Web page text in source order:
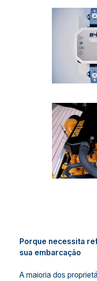
Porque necessita
sua embarcação
A maioria dos